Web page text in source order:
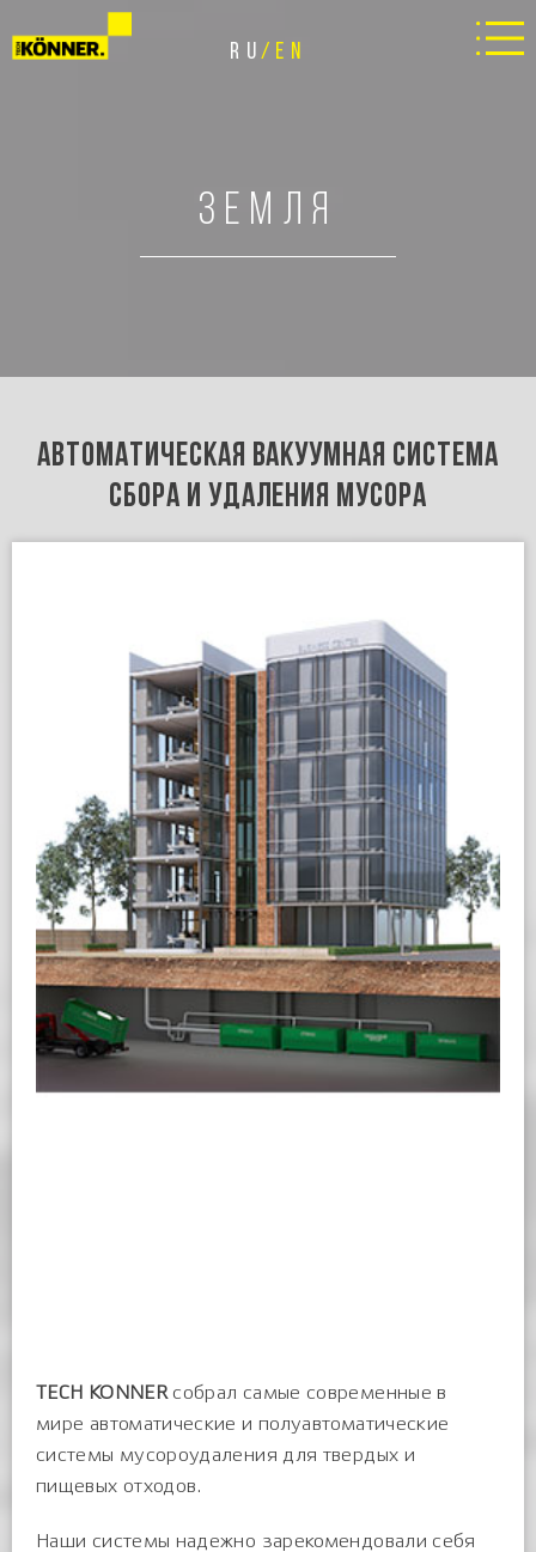
RU EN
ЗЕМЛЯ
АВТОМАТИЧЕСКАЯ ВАКУУМНАЯ СИСТЕМА
СБОРА И УДАЛЕНИЯ МУСОРА
TECH KONNER собрал самые современные в
мире автоматические и полуавтоматические
системы мусороудаления для твердых и
пищевых отходов.
Наши системы надежно зарекомендовали себя